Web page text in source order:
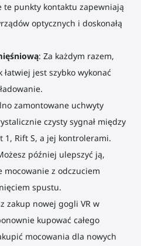
te punkty kontaktu zapewniają
optycznych i doskonałą
: Za każdym razem,
jest szybko wykonać
zamontowane uchwyty
czysty sygnał między
1, Rift S, a jej kontrolerami.
później ulepszyć ją,
mocowanie z odczuciem
spustu.
zakup nowej gogli VR w
kupować całego
mocowania dla nowych